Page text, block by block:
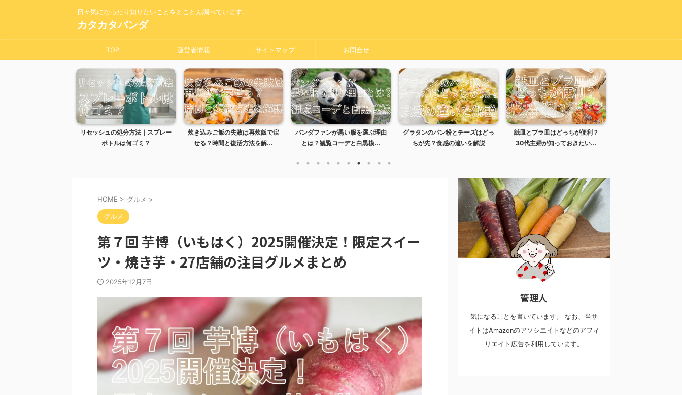
日々気になったり知りたいことをとことん調べています。
カタカタパンダ
TOP 運営者情報 サイトマップ お問合せ
リセッシュの処分方法｜スプレー
ボトルは何ゴミ？
炊き込みご飯の失敗は再炊飯で戻
せる？時間と復活方法を解...
パンダファンが黒い服を選ぶ理由
とは？観覧コーデと白黒模...
グラタンのパン粉とチーズはどっ
ちが先？食感の違いを解説
紙皿とプラ皿はどっちが便利？
30代主婦が知っておきたい...
HOME > グルメ >
グルメ
第７回 芋博（いもはく）2025開催決定！限定スイー
ツ・焼き芋・27店舗の注目グルメまとめ
2025年12月7日
管理人
気になることを書いています。 なお、当サ
イトはAmazonのアソシエイトなどのアフィ
リエイト広告を利用しています。